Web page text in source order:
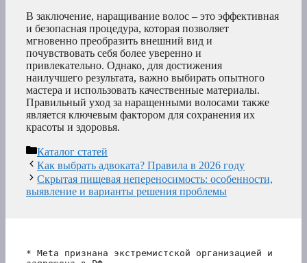
В заключение, наращивание волос – это эффективная
и безопасная процедура, которая позволяет
мгновенно преобразить внешний вид и
почувствовать себя более уверенно и
привлекательно. Однако, для достижения
наилучшего результата, важно выбирать опытного
мастера и использовать качественные материалы.
Правильный уход за наращенными волосами также
является ключевым фактором для сохранения их
красоты и здоровья.
Рубрики
Каталог статей
Как выбрать адвоката? Правила в 2026 году
Скрытая пищевая непереносимость: особенности,
выявление и варианты решения проблемы
* Meta признана экстремистской организацией и